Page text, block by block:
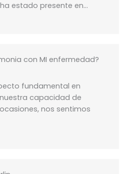
estado presente en…
con MI enfermedad?
fundamental en
capacidad de
nos sentimos